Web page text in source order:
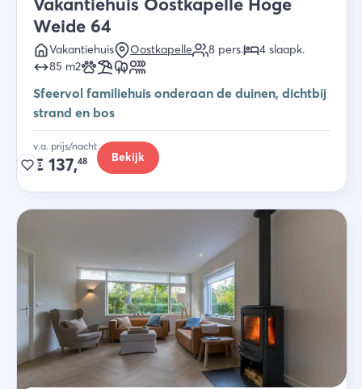
Weide 64
Vakantiehuis Oostkapelle 8 pers. 4 slaapk.
85 m2
Sfeervol familiehuis onderaan de duinen, dichtbij
strand en bos
v.a. prijs/nacht
€ 137,48 Bekijk